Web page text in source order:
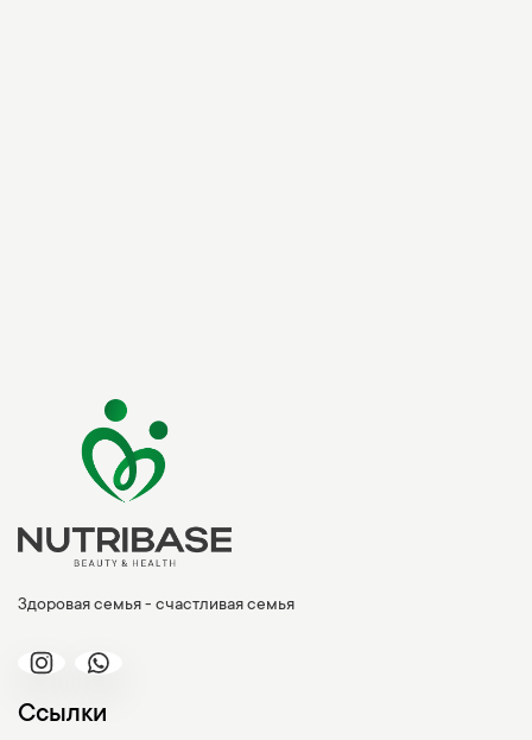
Здоровая семья - счастливая семья
Ссылки